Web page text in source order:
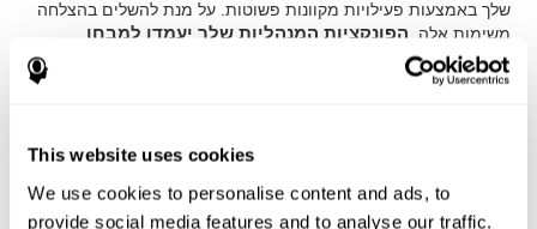
This website uses cookies
We use cookies to personalise content and ads, to
provide social media features and to analyse our traffic.
שלך באמצעות פעילויות מקוונות פשוטות. על מנת להשלים בהצלחה
משימות אלה, הפונקציות המנהליות שלך יעמדו למבחן
כתוצאה מתכנית ההדרכה לחשיבה, יעודד האזורים במוחנו המעורבים
הדורשות פונקציות מנהליות, בין אם זה באימון CogniFit, בעבודה,
בכיתה או בחיי היומיום שלנו.